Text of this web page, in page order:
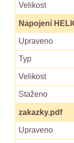
Napojení
zakazky.pdf